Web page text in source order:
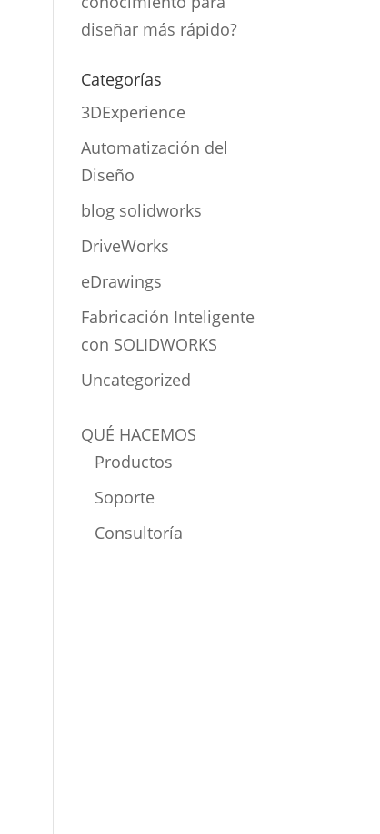
diseñar más rápido?
Categorías
3DExperience
Automatización del
Diseño
blog solidworks
DriveWorks
eDrawings
Fabricación Inteligente
con SOLIDWORKS
Uncategorized
QUÉ HACEMOS
Productos
Soporte
Consultoría